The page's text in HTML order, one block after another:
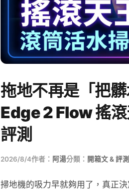
拖地不再是「把
Edge 2 Flow 搖
評測
2026/8/4作者： 阿湯分類： 開箱文 & 評測
掃地機的吸力早就夠用了，真正